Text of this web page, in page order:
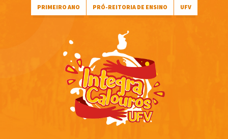
PRIMEIRO ANO PRÓ-REITORIA DE ENSINO UFV